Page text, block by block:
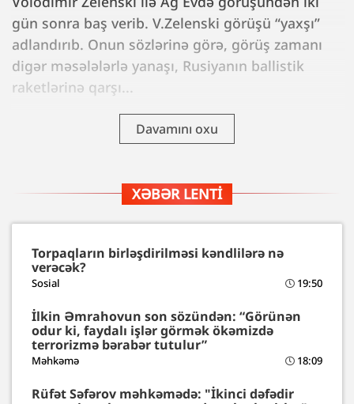
gün sonra baş verib. V.Zelenski görüşü “yaxşı”
adlandırıb. Onun sözlərinə görə, görüş zamanı
digər məsələlərlə yanaşı, Rusiyanın ballistik
raketlərinə qarşı...
Davamını oxu
XƏBƏR LENTI
Torpaqların birləşdirilməsi kəndlilərə nə
verəcək?
Sosial 19:50
İlkin Əmrahovun son sözündən: “Görünən
odur ki, faydalı işlər görmək ökəmizdə
terrorizmə bərabər tutulur”
Məhkəmə 18:09
Rüfət Səfərov məhkəmədə: "İkinci dəfədir